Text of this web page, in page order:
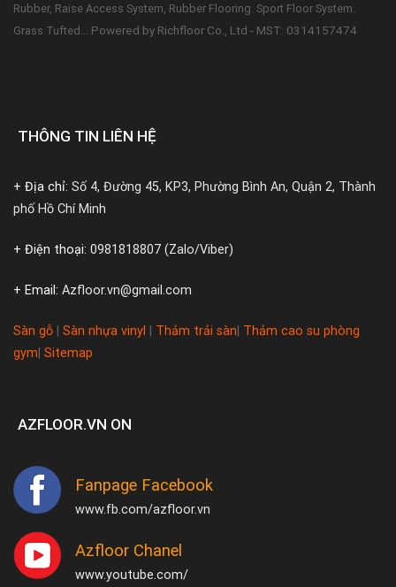
Rubber, Raise Access System, Rubber Flooring. Sport Floor System.
Grass Tufted... Powered by Richfloor Co., Ltd - MST: 0314157474
THÔNG TIN LIÊN HỆ
+ Địa chỉ: Số 4, Đường 45, KP3, Phường Bình An, Quận 2, Thành
phố Hồ Chí Minh
+ Điện thoại: 0981818807 (Zalo/Viber)
+ Email: Azfloor.vn@gmail.com
Sàn gỗ Sàn nhựa vinyl Thảm trải sàn Thảm cao su phòng
gym Sitemap
AZFLOOR.VN ON
Fanpage Facebook
www.fb.com/azfloor.vn
Azfloor Chanel
www.youtube.com/